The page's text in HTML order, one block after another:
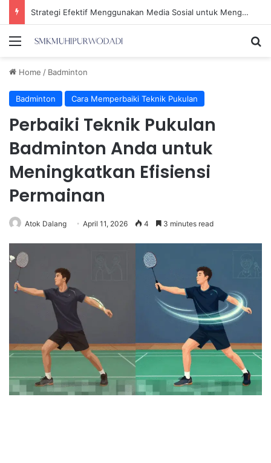
Strategi Efektif Menggunakan Media Sosial untuk Menghemat Waktu Berharga Anda
Menu
Home / Badminton
Badminton Cara Memperbaiki Teknik Pukulan
Perbaiki Teknik Pukulan
Badminton Anda untuk
Meningkatkan Efisiensi
Permainan
Atok Dalang April 11, 2026 4 3 minutes read